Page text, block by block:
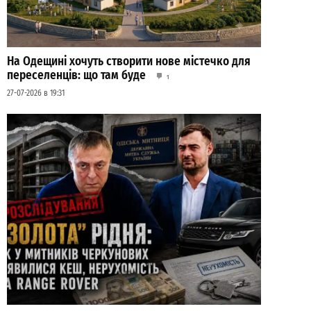
На Одещині хочуть створити нове містечко для
переселенців: що там буде
1
27-07-2026 в 19:31